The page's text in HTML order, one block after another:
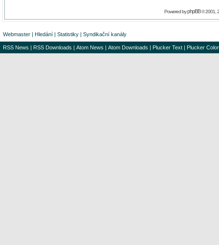
Powered byphpBB© 2001,
Webmaster | Hledání | Statistiky | Syndikační kanály
RSS News | RSS Downloads | Atom News | Atom Downloads | Plucker Text | Plucker Color